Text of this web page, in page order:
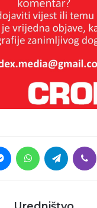
MessengerWhatsAppTelegram